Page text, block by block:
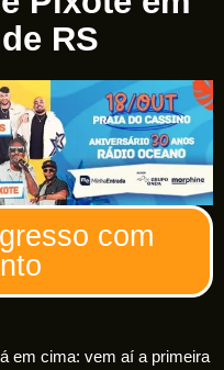
RS
com
em cima: vem aí a primeira